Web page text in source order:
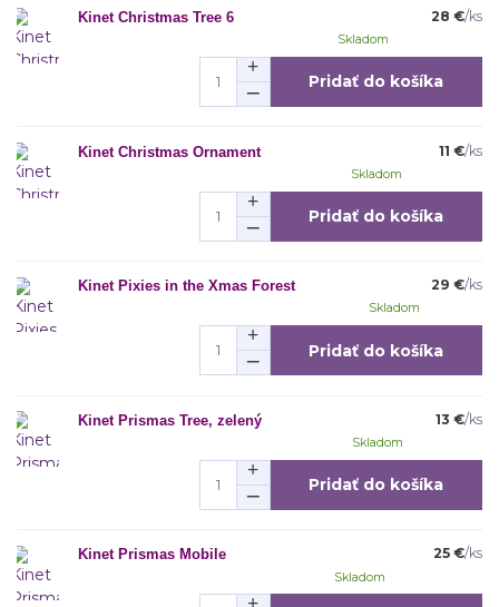
Kinet Christmas Tree 6 28 €/ks
Skladom
Pridať do košíka
Kinet Christmas Ornament 11 €/ks
Skladom
Pridať do košíka
Kinet Pixies in the Xmas Forest 29 €/ks
Skladom
Pridať do košíka
Kinet Prismas Tree, zelený 13 €/ks
Skladom
Pridať do košíka
Kinet Prismas Mobile 25 €/ks
Skladom